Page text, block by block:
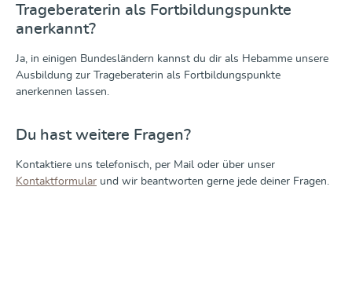
Trageberaterin als Fortbildungspunkte
anerkannt?
Ja, in einigen Bundesländern kannst du dir als Hebamme unsere
Ausbildung zur Trageberaterin als Fortbildungspunkte
anerkennen lassen.
Du hast weitere Fragen?
Kontaktiere uns telefonisch, per Mail oder über unser
Kontaktformular und wir beantworten gerne jede deiner Fragen.